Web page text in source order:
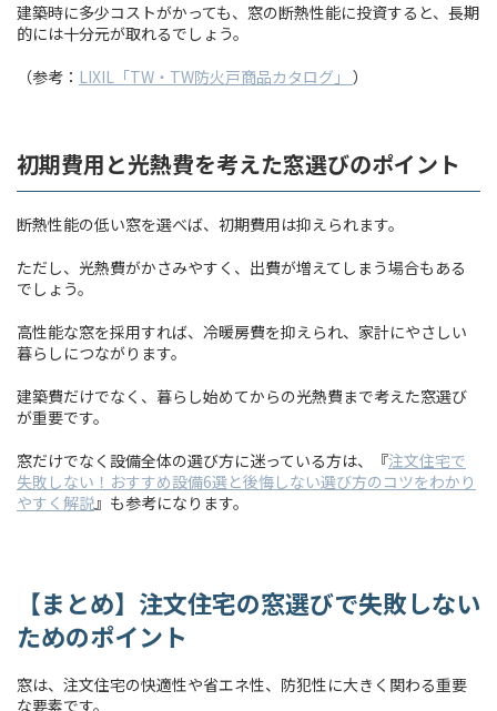
建築時に多少コストがかっても、窓の断熱性能に投資すると、長期
的には十分元が取れるでしょう。
（参考： LIXIL「TW・TW防火戸商品カタログ」 ）
初期費用と光熱費を考えた窓選びのポイント
断熱性能の低い窓を選べば、初期費用は抑えられます。
ただし、光熱費がかさみやすく、出費が増えてしまう場合もある
でしょう。
高性能な窓を採用すれば、冷暖房費を抑えられ、家計にやさしい
暮らしにつながります。
建築費だけでなく、暮らし始めてからの光熱費まで考えた窓選び
が重要です。
窓だけでなく設備全体の選び方に迷っている方は、『注文住宅で
失敗しない！おすすめ設備6選と後悔しない選び方のコツをわかり
やすく解説』も参考になります。
【まとめ】注文住宅の窓選びで失敗しない
ためのポイント
窓は、注文住宅の快適性や省エネ性、防犯性に大きく関わる重要
な要素です。